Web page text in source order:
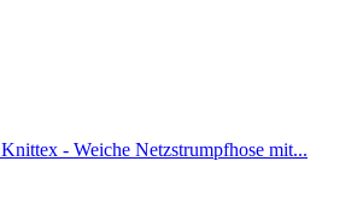
Knittex - Weiche Netzstrumpfhose mit...